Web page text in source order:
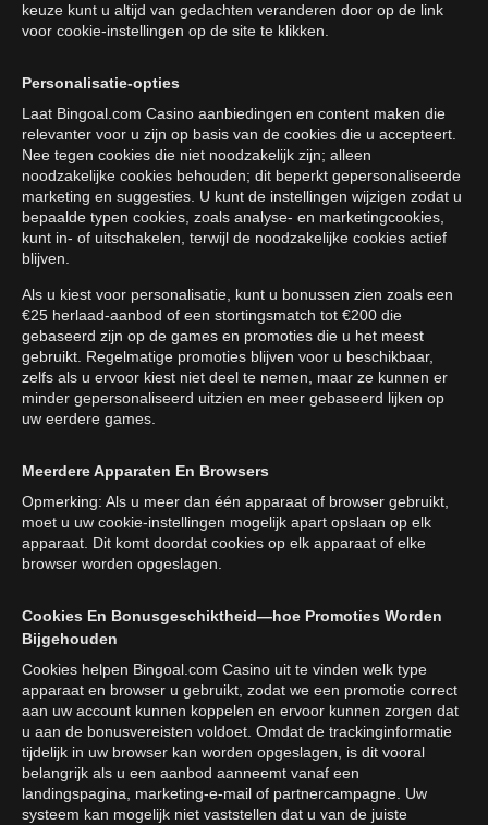
keuze kunt u altijd van gedachten veranderen door op de link
voor cookie-instellingen op de site te klikken.
Personalisatie-opties
Laat Bingoal.com Casino aanbiedingen en content maken die
relevanter voor u zijn op basis van de cookies die u accepteert.
Nee tegen cookies die niet noodzakelijk zijn; alleen
noodzakelijke cookies behouden; dit beperkt gepersonaliseerde
marketing en suggesties. U kunt de instellingen wijzigen zodat u
bepaalde typen cookies, zoals analyse- en marketingcookies,
kunt in- of uitschakelen, terwijl de noodzakelijke cookies actief
blijven.
Als u kiest voor personalisatie, kunt u bonussen zien zoals een
€25 herlaad-aanbod of een stortingsmatch tot €200 die
gebaseerd zijn op de games en promoties die u het meest
gebruikt. Regelmatige promoties blijven voor u beschikbaar,
zelfs als u ervoor kiest niet deel te nemen, maar ze kunnen er
minder gepersonaliseerd uitzien en meer gebaseerd lijken op
uw eerdere games.
Meerdere Apparaten En Browsers
Opmerking: Als u meer dan één apparaat of browser gebruikt,
moet u uw cookie-instellingen mogelijk apart opslaan op elk
apparaat. Dit komt doordat cookies op elk apparaat of elke
browser worden opgeslagen.
Cookies En Bonusgeschiktheid—hoe Promoties Worden
Bijgehouden
Cookies helpen Bingoal.com Casino uit te vinden welk type
apparaat en browser u gebruikt, zodat we een promotie correct
aan uw account kunnen koppelen en ervoor kunnen zorgen dat
u aan de bonusvereisten voldoet. Omdat de trackinginformatie
tijdelijk in uw browser kan worden opgeslagen, is dit vooral
belangrijk als u een aanbod aanneemt vanaf een
landingspagina, marketing-e-mail of partnercampagne. Uw
systeem kan mogelijk niet vaststellen dat u van de juiste